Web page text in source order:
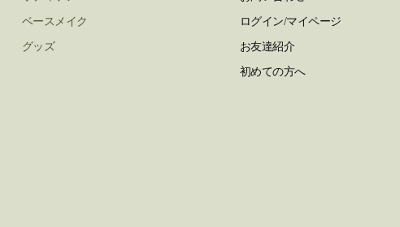
ベースメイク
グッズ
ログイン/マイページ
お友達紹介
初めての方へ